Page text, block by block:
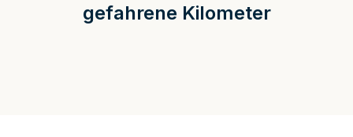
gefahrene Kilometer